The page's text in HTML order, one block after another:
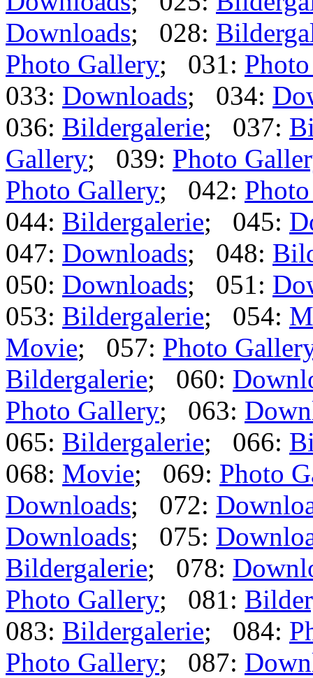
Downloads; 028:
Photo Gallery; 031:
033: Downloads; 034:
036: Bildergalerie; 037:
Gallery; 039: Photo
Photo Gallery; 042:
044: Bildergalerie; 045:
047: Downloads; 048:
050: Downloads; 051:
053: Bildergalerie; 054:
Movie; 057: Photo
Bildergalerie; 060:
Photo Gallery; 063:
065: Bildergalerie; 066:
068: Movie; 069: Photo
Downloads; 072:
Downloads; 075:
Bildergalerie; 078:
Photo Gallery; 081:
083: Bildergalerie; 084:
Photo Gallery; 087: